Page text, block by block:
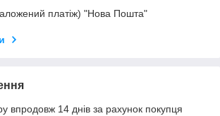
платіж) "Нова Пошта"
впродовж 14 днів за рахунок покупця